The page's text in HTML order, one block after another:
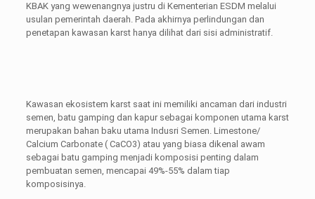
KBAK yang wewenangnya justru di Kementerian ESDM melalui
usulan pemerintah daerah. Pada akhirnya perlindungan dan
penetapan kawasan karst hanya dilihat dari sisi administratif.
Kawasan ekosistem karst saat ini memiliki ancaman dari industri
semen, batu gamping dan kapur sebagai komponen utama karst
merupakan bahan baku utama Indusri Semen. Limestone/
Calcium Carbonate ( CaCO3) atau yang biasa dikenal awam
sebagai batu gamping menjadi komposisi penting dalam
pembuatan semen, mencapai 49%-55% dalam tiap
komposisinya.